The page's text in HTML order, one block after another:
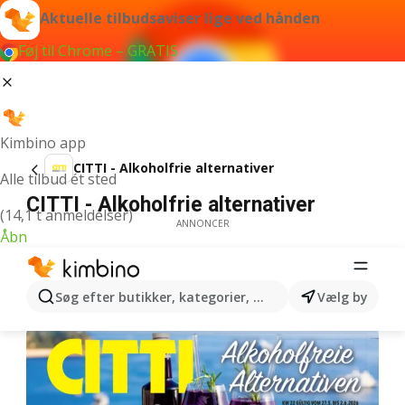
Aktuelle tilbudsaviser lige ved hånden
Føj til Chrome – GRATIS
Kimbino app
Alle tilbud ét sted
(14,1 t anmeldelser)
Åbn
Søg efter butikker, kategorier, produkter...Vælg by
CITTI - Alkoholfrie alternativer
CITTI - Alkoholfrie alternativer
ANNONCER